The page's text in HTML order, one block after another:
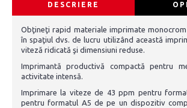
DESCRIERE
Obţineţi rapid materiale imprimate
în spaţiul dvs. de lucru utilizând această
viteză ridicată şi dimensiuni reduse.
Imprimantă productivă compactă pentru
activitate intensă.
Imprimare la viteze de 43 ppm pentru
pentru formatul A5 de pe un dispozitiv